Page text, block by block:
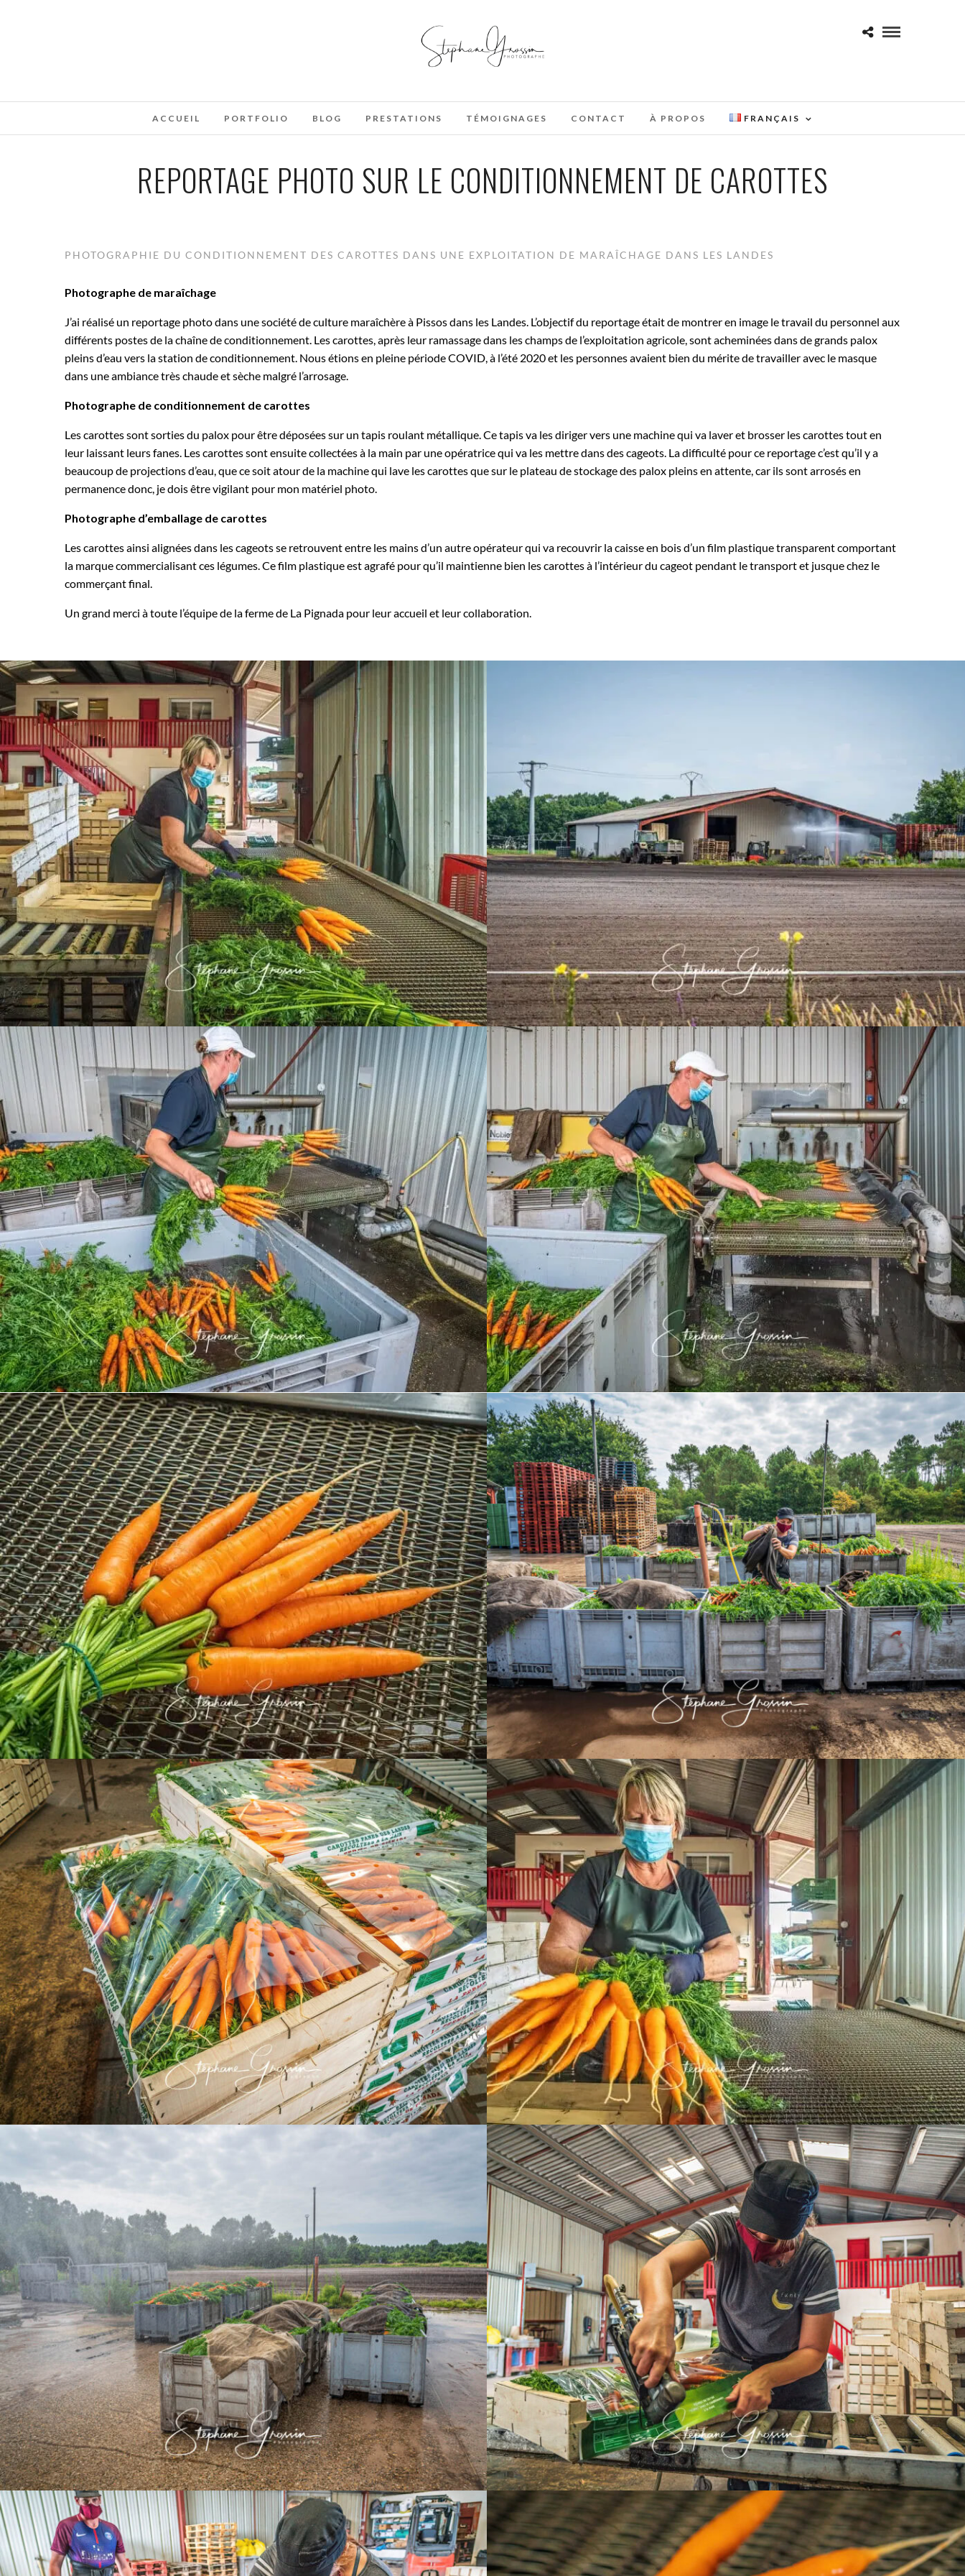
ACCUEIL PORTFOLIO BLOG PRESTATIONS TÉMOIGNAGES CONTACT À PROPOS FRANÇAIS
REPORTAGE PHOTO SUR LE CONDITIONNEMENT DE CAROTTES
PHOTOGRAPHIE DU CONDITIONNEMENT DES CAROTTES DANS UNE EXPLOITATION DE MARAÎCHAGE DANS LES LANDES
Photographe de maraîchage
J’ai réalisé un reportage photo dans une société de culture maraîchère à Pissos dans les Landes. L’objectif du reportage était de montrer en image le travail du personnel aux
différents postes de la chaîne de conditionnement. Les carottes, après leur ramassage dans les champs de l’exploitation agricole, sont acheminées dans de grands palox
pleins d’eau vers la station de conditionnement. Nous étions en pleine période COVID, à l’été 2020 et les personnes avaient bien du mérite de travailler avec le masque
dans une ambiance très chaude et sèche malgré l’arrosage.
Photographe de conditionnement de carottes
Les carottes sont sorties du palox pour être déposées sur un tapis roulant métallique. Ce tapis va les diriger vers une machine qui va laver et brosser les carottes tout en
leur laissant leurs fanes. Les carottes sont ensuite collectées à la main par une opératrice qui va les mettre dans des cageots. La difficulté pour ce reportage c’est qu’il y a
beaucoup de projections d’eau, que ce soit atour de la machine qui lave les carottes que sur le plateau de stockage des palox pleins en attente, car ils sont arrosés en
permanence donc, je dois être vigilant pour mon matériel photo.
Photographe d’emballage de carottes
Les carottes ainsi alignées dans les cageots se retrouvent entre les mains d’un autre opérateur qui va recouvrir la caisse en bois d’un film plastique transparent comportant
la marque commercialisant ces légumes. Ce film plastique est agrafé pour qu’il maintienne bien les carottes à l’intérieur du cageot pendant le transport et jusque chez le
commerçant final.
Un grand merci à toute l’équipe de la ferme de La Pignada pour leur accueil et leur collaboration.